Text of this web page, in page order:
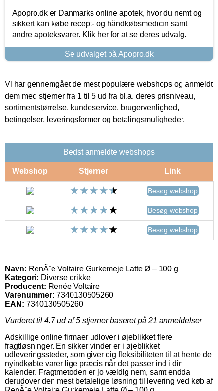
Apopro.dk er Danmarks online apotek, hvor du nemt og
sikkert kan købe recept- og håndkøbsmedicin samt
andre apoteksvarer. Klik her for at se deres udvalg.
Se udvalget på Apopro.dk
Vi har gennemgået de mest populære webshops og anmeldt
dem med stjerner fra 1 til 5 ud fra bl.a. deres prisniveau,
sortimentstørrelse, kundeservice, brugervenlighed,
betingelser, leveringsformer og betalingsmuligheder.
Bedst anmeldte webshops
Webshop Stjerner Link
Besøg webshop
Besøg webshop
Besøg webshop
Navn: RenÃ¨e Voltaire Gurkemeje Latte Ø – 100 g
Kategori: Diverse drikke
Producent: Renée Voltaire
Varenummer: 7340130505260
EAN: 7340130505260
Vurderet til 4.7ud af 5 stjerner baseret på 21 anmeldelser
Adskillige online firmaer udlover i øjeblikket flere
fragtløsninger. En sikker vinder er i øjeblikket
udleveringssteder, som giver dig fleksibiliteten til at hente de
nyindkøbte varer lige præcis når det passer ind i din
kalender. Fragtmetoden er jo vældig nem, samt endda
derudover den mest betalelige løsning til levering ved køb af